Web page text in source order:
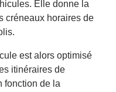
Elle donne la
créneaux horaires de
est alors optimisé
itinéraires de
fonction de la